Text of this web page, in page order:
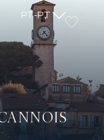
PT-PT